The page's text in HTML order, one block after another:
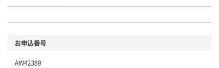
お申込番号
AW42389